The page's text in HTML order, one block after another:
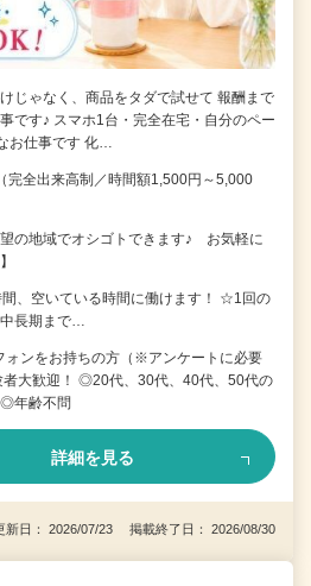
じゃなく、商品をタダで試せて 報酬まで
です♪ スマホ1台・完全在宅・自分のペー
お仕事です 化…
完全出来高制／時間額1,500円～5,000
の地域でオシゴトできます♪ お気軽に
、空いている時間に働けます！ ☆1回の
長期まで…
ンをお持ちの方（※アンケートに必要
大歓迎！ ◎20代、30代、40代、50代の
年齢不問
詳細を見る
新日： 2026/07/23 掲載終了日： 2026/08/30